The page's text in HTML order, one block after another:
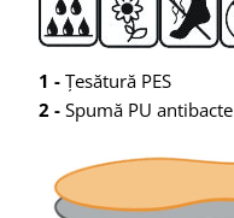
1 - Țesătură PES
2 - Spumă PU